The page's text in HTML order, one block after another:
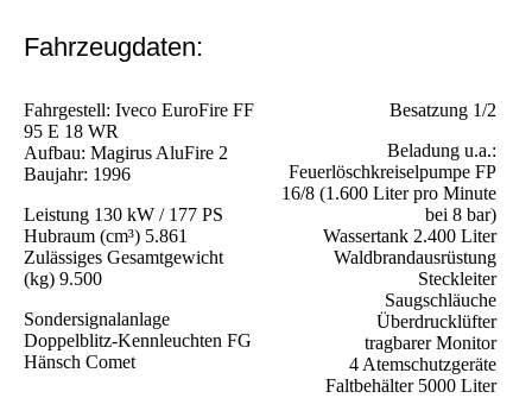
Fahrzeugdaten:
Fahrgestell: Iveco EuroFire FF
95 E 18 WR
Aufbau: Magirus AluFire 2
Baujahr: 1996
Leistung 130 kW / 177 PS
Hubraum (cm³) 5.861
Zulässiges Gesamtgewicht
(kg) 9.500
Sondersignalanlage
Doppelblitz-Kennleuchten FG
Hänsch Comet
Besatzung 1/2
Beladung u.a.:
Feuerlöschkreiselpumpe FP
16/8 (1.600 Liter pro Minute
bei 8 bar)
Wassertank 2.400 Liter
Waldbrandausrüstung
Steckleiter
Saugschläuche
Überdrucklüfter
tragbarer Monitor
4 Atemschutzgeräte
Faltbehälter 5000 Liter